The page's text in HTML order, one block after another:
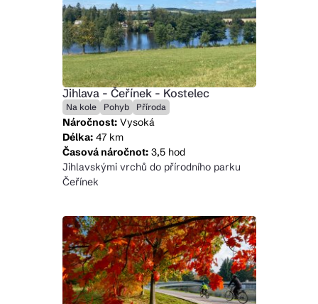
Jihlava - Čeřínek - Kostelec
Na kole Pohyb Příroda
Náročnost:Vysoká
Délka:47 km
Časová náročnot:3,5 hod
Jihlavskými vrchů do přírodního parku
Čeřínek